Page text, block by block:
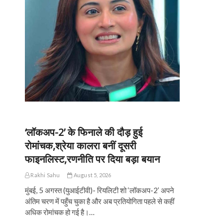
‘लॉकअप-2’ के फिनाले की दौड़ हुई
रोमांचक,श्रेया कालरा बनीं दूसरी
फाइनलिस्ट,रणनीति पर दिया बड़ा बयान
Rakhi Sahu August 5, 2026
मुंबई, 5 अगस्त (युआईटीवी)- रियलिटी शो ‘लॉकअप-2’ अपने
अंतिम चरण में पहुँच चुका है और अब प्रतियोगिता पहले से कहीं
अधिक रोमांचक हो गई है।…